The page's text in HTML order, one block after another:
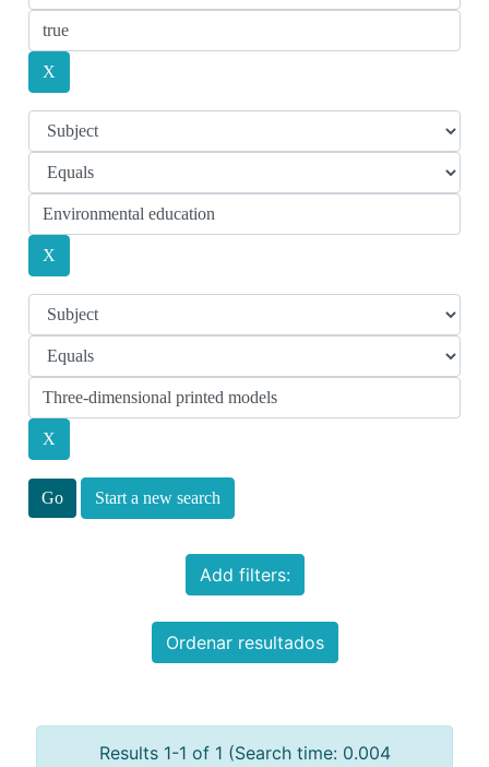
Start a new search
Add filters:
Ordenar resultados
Results 1-1 of 1 (Search time: 0.004